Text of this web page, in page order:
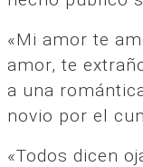
«Mi amor te
amor, te
a una
novio por el
«Todos dicen